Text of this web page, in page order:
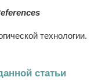
технологии.
статьи